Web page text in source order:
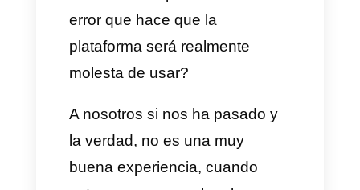
Alguna vez has sentido que
WhatsAppque no puedes
resolver o simplemente es un